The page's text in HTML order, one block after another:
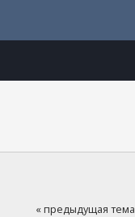
« предыдущая тема